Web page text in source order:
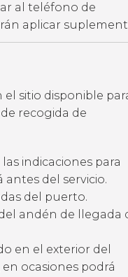
al teléfono de
aplicar
sitio disponible
recogida de
indicaciones para
del servicio.
del puerto.
andén de llegada
en el exterior del
ocasiones podrá